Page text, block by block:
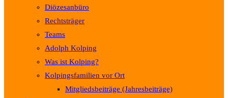
Diözesanbüro
Rechtsträger
Teams
Adolph Kolping
Was ist Kolping?
Kolpingsfamilien vor Ort
Mitgliedsbeiträge (Jahresbeiträge)